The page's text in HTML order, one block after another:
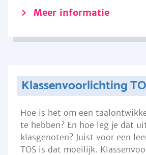
Meer informatie
Klassenvoorlichting
Hoe is het om een
te hebben? En hoe leg je dat
klasgenoten? Juist voor een
TOS is dat moeilijk.